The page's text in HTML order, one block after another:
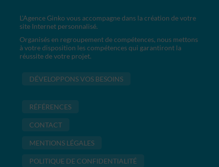
L'Agence Ginko vous accompagne dans la création de votre
site Internet personnalisé.
Organisés en regroupement de compétences, nous mettons
à votre disposition les compétences qui garantiront la
réussite de votre projet.
DÉVELOPPONS VOS BESOINS
RÉFÉRENCES
CONTACT
MENTIONS LÉGALES
POLITIQUE DE CONFIDENTIALITÉ